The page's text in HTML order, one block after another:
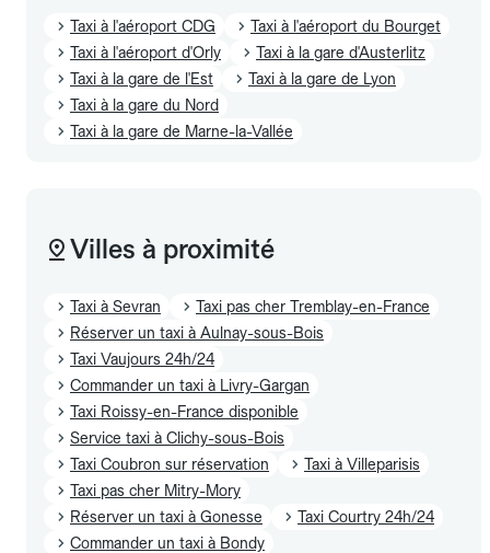
Taxi à l'aéroport CDG
Taxi à l'aéroport du Bourget
Taxi à l'aéroport d'Orly
Taxi à la gare d'Austerlitz
Taxi à la gare de l'Est
Taxi à la gare de Lyon
Taxi à la gare du Nord
Taxi à la gare de Marne-la-Vallée
Villes à proximité
Taxi à Sevran
Taxi pas cher Tremblay-en-France
Réserver un taxi à Aulnay-sous-Bois
Taxi Vaujours 24h/24
Commander un taxi à Livry-Gargan
Taxi Roissy-en-France disponible
Service taxi à Clichy-sous-Bois
Taxi Coubron sur réservation
Taxi à Villeparisis
Taxi pas cher Mitry-Mory
Réserver un taxi à Gonesse
Taxi Courtry 24h/24
Commander un taxi à Bondy